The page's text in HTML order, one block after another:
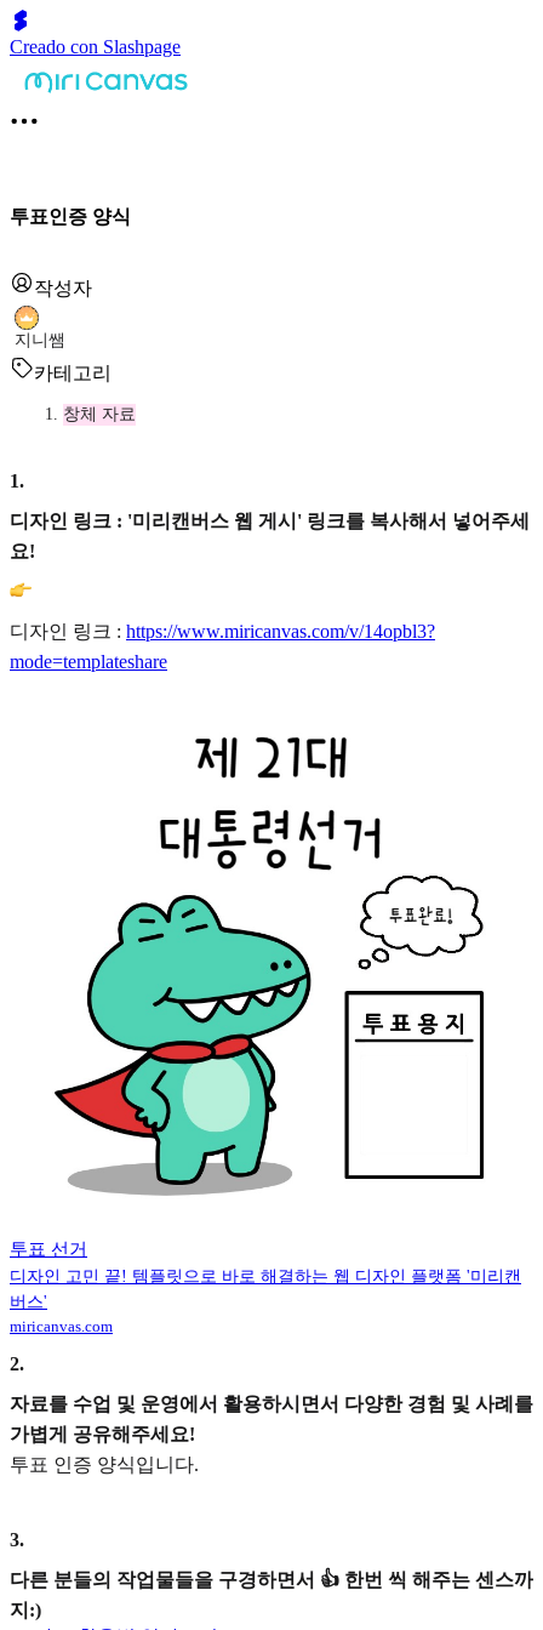
Creado con Slashpage
투표인증 양식
작성자
지니쌤
카테고리
창체 자료
1.
디자인 링크 : '미리캔버스 웹 게시' 링크를 복사해서 넣어주세
요!
디자인 링크 : https://www.miricanvas.com/v/14opbl3?
mode=templateshare
투표 선거
디자인 고민 끝! 템플릿으로 바로 해결하는 웹 디자인 플랫폼 '미리캔
버스'
miricanvas.com
2.
자료를 수업 및 운영에서 활용하시면서 다양한 경험 및 사례를
가볍게 공유해주세요!
투표 인증 양식입니다.
3.
다른 분들의 작업물들을 구경하면서 👍 한번 씩 해주는 센스까
지:)